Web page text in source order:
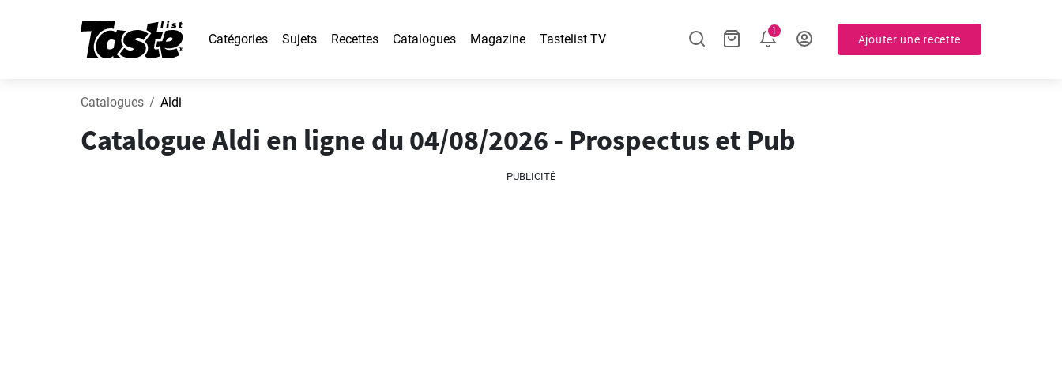
Catégories Sujets Recettes Catalogues Magazine Tastelist TV
1
Ajouter une recette
Catalogues Aldi
Catalogue Aldi en ligne du 04/08/2026 - Prospectus et Pub
PUBLICITÉ